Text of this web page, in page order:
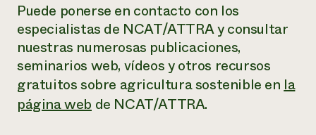
Puede ponerse en contacto con los
especialistas de NCAT/ATTRA y consultar
nuestras numerosas publicaciones,
seminarios web, vídeos y otros recursos
gratuitos sobre agricultura sostenible enla
página web de NCAT/ATTRA.